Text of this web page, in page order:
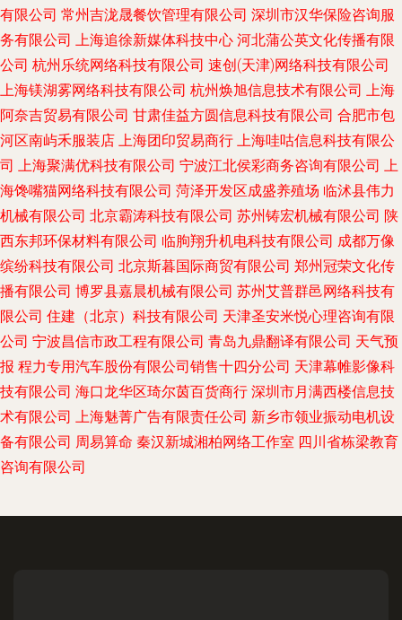
有限公司 常州吉泷晟餐饮管理有限公司 深圳市汉华保险咨询服
务有限公司 上海追徐新媒体科技中心 河北蒲公英文化传播有限
公司 杭州乐统网络科技有限公司 速创(天津)网络科技有限公司
上海镁湖雾网络科技有限公司 杭州焕旭信息技术有限公司 上海
阿奈吉贸易有限公司 甘肃佳益方圆信息科技有限公司 合肥市包
河区南屿禾服装店 上海团印贸易商行 上海哇咕信息科技有限公
司 上海聚满优科技有限公司 宁波江北侯彩商务咨询有限公司 上
海馋嘴猫网络科技有限公司 菏泽开发区成盛养殖场 临沭县伟力
机械有限公司 北京霸涛科技有限公司 苏州铸宏机械有限公司 陕
西东邦环保材料有限公司 临朐翔升机电科技有限公司 成都万像
缤纷科技有限公司 北京斯暮国际商贸有限公司 郑州冠荣文化传
播有限公司 博罗县嘉晨机械有限公司 苏州艾普群邑网络科技有
限公司 住建（北京）科技有限公司 天津圣安米悦心理咨询有限
公司 宁波昌信市政工程有限公司 青岛九鼎翻译有限公司 天气预
报 程力专用汽车股份有限公司销售十四分公司 天津幕帷影像科
技有限公司 海口龙华区琦尔茵百货商行 深圳市月满西楼信息技
术有限公司 上海魅菁广告有限责任公司 新乡市领业振动电机设
备有限公司 周易算命 秦汉新城湘柏网络工作室 四川省栋梁教育
咨询有限公司